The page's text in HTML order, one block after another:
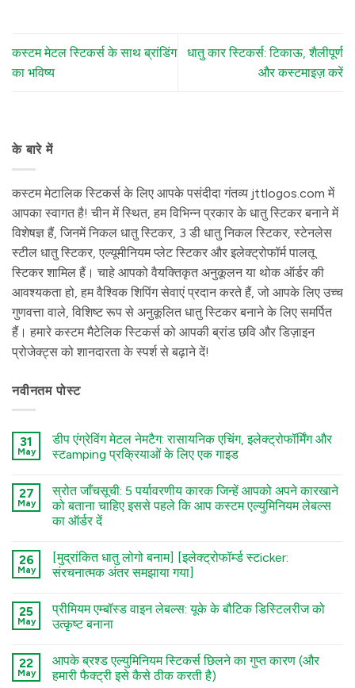
कस्टम मेटल स्टिकर्स के साथ ब्रांडिंग
का भविष्य
धातु कार स्टिकर्स: टिकाऊ, शैलीपूर्ण
और कस्टमाइज़ करें
के बारे में
कस्टम मेटालिक स्टिकर्स के लिए आपके पसंदीदा गंतव्य jttlogos.com में
आपका स्वागत है! चीन में स्थित, हम विभिन्न प्रकार के धातु स्टिकर बनाने में
विशेषज्ञ हैं, जिनमें निकल धातु स्टिकर, 3 डी धातु निकल स्टिकर, स्टेनलेस
स्टील धातु स्टिकर, एल्यूमीनियम प्लेट स्टिकर और इलेक्ट्रोफॉर्म पालतू
स्टिकर शामिल हैं। चाहे आपको वैयक्तिकृत अनुकूलन या थोक ऑर्डर की
आवश्यकता हो, हम वैश्विक शिपिंग सेवाएं प्रदान करते हैं, जो आपके लिए उच्च
गुणवत्ता वाले, विशिष्ट रूप से अनुकूलित धातु स्टिकर बनाने के लिए समर्पित
हैं। हमारे कस्टम मैटेलिक स्टिकर्स को आपकी ब्रांड छवि और डिज़ाइन
प्रोजेक्ट्स को शानदारता के स्पर्श से बढ़ाने दें!
नवीनतम पोस्ट
31
May
डीप एंग्रेविंग मेटल नेमटैग: रासायनिक एचिंग, इलेक्ट्रोफॉर्मिंग और
स्टamping प्रक्रियाओं के लिए एक गाइड
टिप्पणी
नहीं
Deep
Engraving
Metal
Guide
to
Chemical
and
Stamping
Processes
27
May
स्रोत जाँचसूची: 5 पर्यावरणीय कारक जिन्हें आपको अपने कारखाने
को बताना चाहिए इससे पहले कि आप कस्टम एल्युमिनियम लेबल्स
का ऑर्डर दें
नहीं
The
Sourcing
Environmental
Factors
You
Your
Factory
Before
26
May
[मुद्रांकित धातु लोगो बनाम] [इलेक्ट्रोफॉर्म्ड स्टicker:
संरचनात्मक अंतर समझाया गया]
नहीं
Stamped
Metal
Electroformed
Sticker:
Structural
25
May
प्रीमियम एम्बॉस्ड वाइन लेबल्स: यूके के बौटिक डिस्टिलरीज को
उत्कृष्ट बनाना
नहीं
Premium
Embossed
22
May
आपके ब्रश्ड एल्युमिनियम स्टिकर्स छिलने का गुप्त कारण (और
हमारी फैक्ट्री इसे कैसे ठीक करती है)